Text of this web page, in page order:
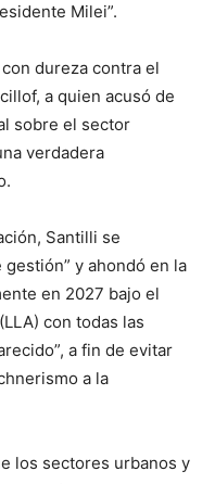
Milei”.
dureza contra el
a quien acusó de
sobre el sector
verdadera
Santilli se
y ahondó en la
en 2027 bajo el
con todas las
a fin de evitar
a la
los sectores urbanos y